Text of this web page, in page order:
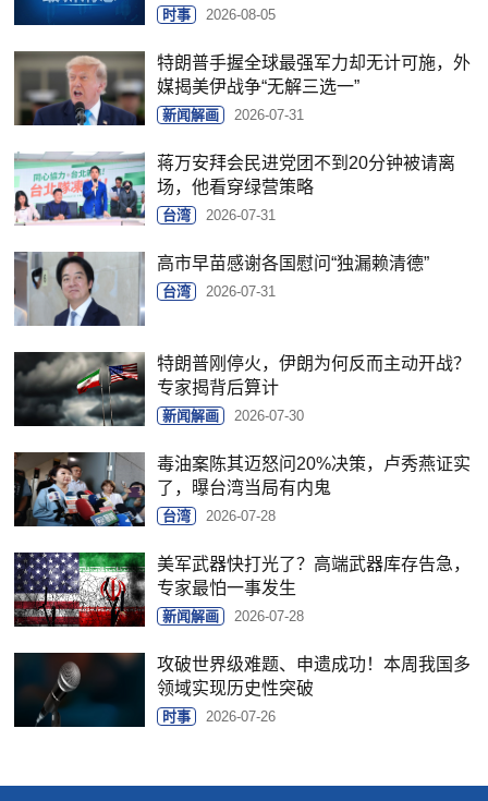
时事 2026-08-05
特朗普手握全球最强军力却无计可施，外
媒揭美伊战争“无解三选一”
新闻解画 2026-07-31
蒋万安拜会民进党团不到20分钟被请离
场，他看穿绿营策略
台湾 2026-07-31
高市早苗感谢各国慰问“独漏赖清德”
台湾 2026-07-31
特朗普刚停火，伊朗为何反而主动开战？
专家揭背后算计
新闻解画 2026-07-30
毒油案陈其迈怒问20%决策，卢秀燕证实
了，曝台湾当局有内鬼
台湾 2026-07-28
美军武器快打光了？高端武器库存告急，
专家最怕一事发生
新闻解画 2026-07-28
攻破世界级难题、申遗成功！本周我国多
领域实现历史性突破
时事 2026-07-26